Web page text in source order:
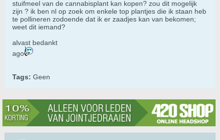
stuifmeel van de cannabisplant kan kopen? zou dit mogelijk
zijn ? ik ben nl op zoek om enkele top plantjes die ik staan heb
te pollineren zodoende dat ik er zaadjes kan van bekomen;
weet dit iemand?
alvast bedankt
ago
Tags: Geen